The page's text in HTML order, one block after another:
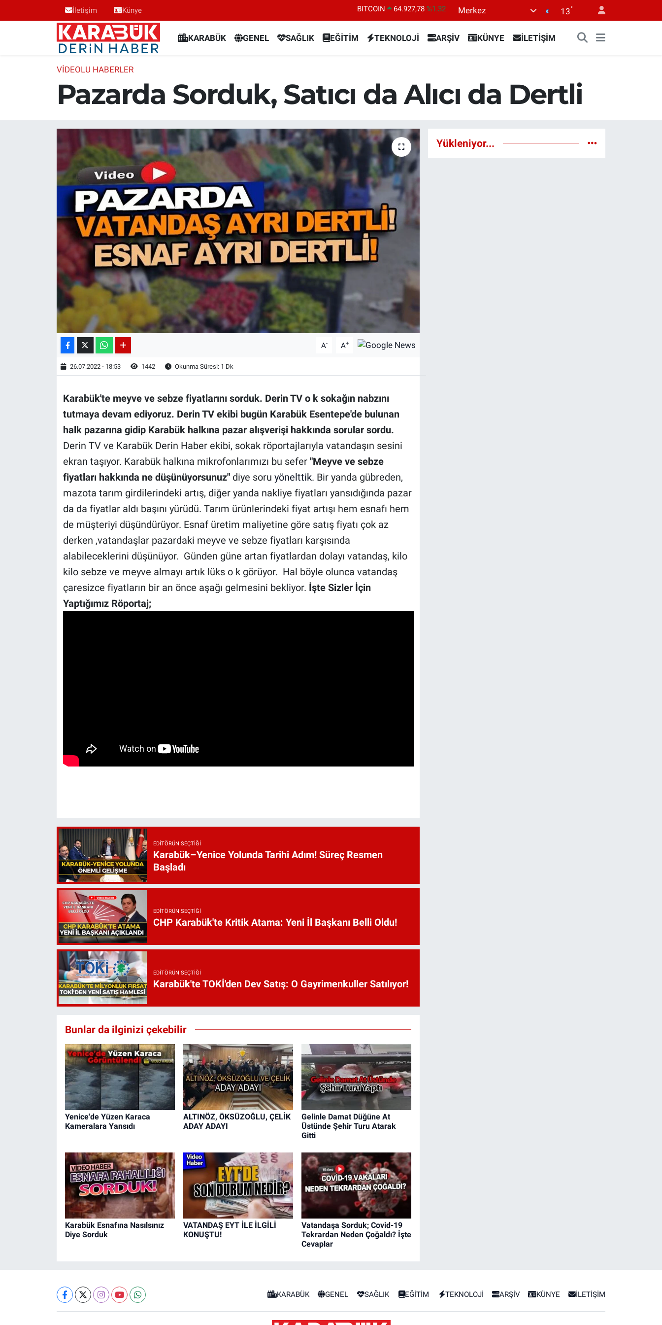
İletişim Künye DOLAR 47,5894 %0.08
BİST100
13.703
BITCOIN
64.927,78 %1.32
Merkez 13°
KARABÜK GENEL SAĞLIK EĞİTİM TEKNOLOJİ ARŞİV KÜNYE İLETİŞİM
VİDEOLU HABERLER
Pazarda Sorduk, Satıcı da Alıcı da Dertli
A- A+
26.07.2022 - 18:53 1442 Okunma Süresi: 1 Dk
Karabük'te meyve ve sebze fiyatlarını sorduk. Derin TV o k sokağın nabzını
tutmaya devam ediyoruz. Derin TV ekibi bugün Karabük Esentepe'de bulunan
halk pazarına gidip Karabük halkına pazar alışverişi hakkında sorular sordu.
Derin TV ve Karabük Derin Haber ekibi, sokak röportajlarıyla vatandaşın sesini
ekran taşıyor. Karabük halkına mikrofonlarımızı bu sefer "Meyve ve sebze
fiyatları hakkında ne düşünüyorsunuz"diye soru yönelttik. Bir yanda gübreden,
mazota tarım girdilerindeki artış, diğer yanda nakliye fiyatları yansıdığında pazar
da da fiyatlar aldı başını yürüdü. Tarım ürünlerindeki fiyat artışı hem esnafı hem
de müşteriyi düşündürüyor. Esnaf üretim maliyetine göre satış fiyatı çok az
derken ,vatandaşlar pazardaki meyve ve sebze fiyatları karşısında
alabileceklerini düşünüyor. Günden güne artan fiyatlardan dolayı vatandaş, kilo
kilo sebze ve meyve almayı artık lüks o k görüyor. Hal böyle olunca vatandaş
çaresizce fiyatların bir an önce aşağı gelmesini bekliyor. İşte Sizler İçin
Yaptığımız Röportaj;
EDITÖRÜN SEÇTIĞI
Karabük–Yenice Yolunda Tarihi Adım! Süreç Resmen
Başladı
EDITÖRÜN SEÇTIĞI
CHP Karabük'te Kritik Atama: Yeni İl Başkanı Belli Oldu!
EDITÖRÜN SEÇTIĞI
Karabük'te TOKİ'den Dev Satış: O Gayrimenkuller Satılıyor!
Bunlar da ilginizi çekebilir
Yenice'de Yüzen Karaca
Kameralara Yansıdı
ALTINÖZ, ÖKSÜZOĞLU, ÇELİK
ADAY ADAYI
Gelinle Damat Düğüne At
Üstünde Şehir Turu Atarak
Gitti
Karabük Esnafına Nasılsınız
Diye Sorduk
VATANDAŞ EYT İLE İLGİLİ
KONUŞTU!
Vatandaşa Sorduk; Covid-19
Tekrardan Neden Çoğaldı? İşte
Cevaplar
Yükleniyor...
KARABÜK GENEL SAĞLIK EĞİTİM TEKNOLOJİ ARŞİV KÜNYE İLETİŞİM
Karabük Nöbetçi Eczaneler
Karabük Hava Durumu
Karabük Trafik Yoğunluk Haritası
Tüm Manşetler
Son Dakika Haberleri
Haber Arşivi